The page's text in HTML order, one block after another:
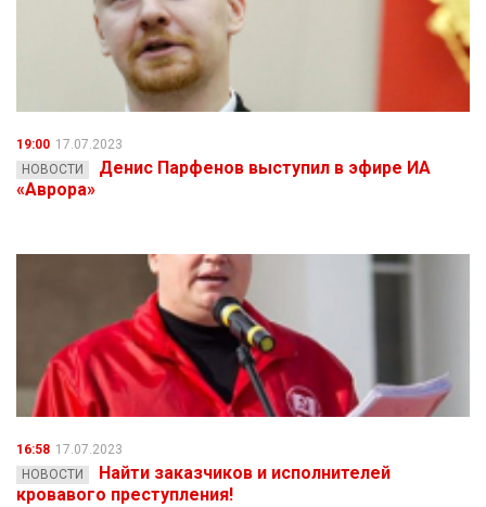
19:00 17.07.2023
НОВОСТИ
Денис Парфенов выступил в эфире ИА
«Аврора»
16:58 17.07.2023
НОВОСТИ
Найти заказчиков и исполнителей
кровавого преступления!